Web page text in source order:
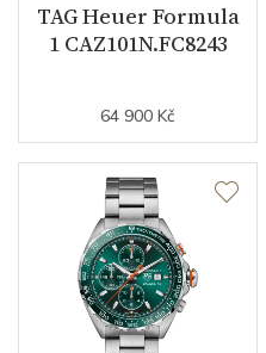
TAG Heuer Formula
1 CAZ101N.FC8243
64 900 Kč